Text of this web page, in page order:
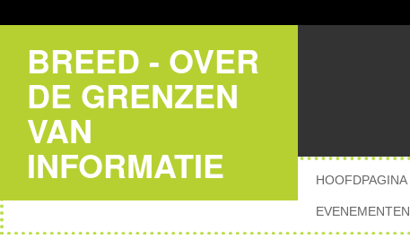
BREED - OVER
DE GRENZEN
VAN
INFORMATIE HOOFDPAGINA
EVENEMENTEN